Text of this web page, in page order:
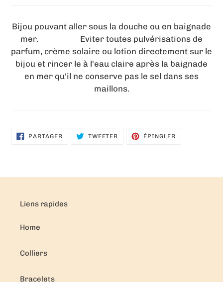
Bijou pouvant aller sous la douche ou en baignade
mer. Eviter toutes pulvérisations de
parfum, crème solaire ou lotion directement sur le
bijou et rincer le à l'eau claire après la baignade
en mer qu'il ne conserve pas le sel dans ses
maillons.
PARTAGER PARTAGERTWEETER TWEETERÉPINGLER
Liens rapides
Home
Colliers
Bracelets